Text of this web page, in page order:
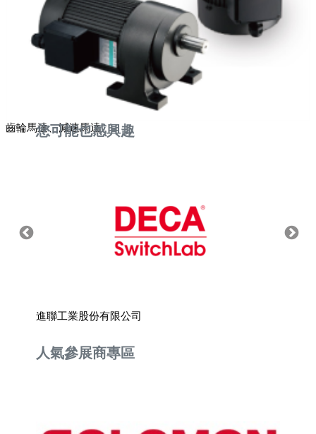
齒輪馬達、減速馬達
您可能也感興趣
進聯工業股份有限公司
人氣參展商專區